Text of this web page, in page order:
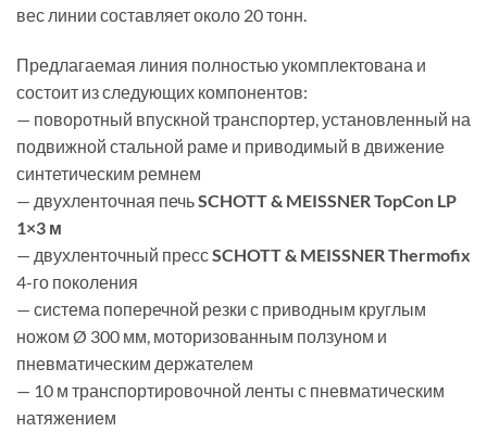
вес линии составляет около 20 тонн.
Предлагаемая линия полностью укомплектована и
состоит из следующих компонентов:
— поворотный впускной транспортер, установленный на
подвижной стальной раме и приводимый в движение
синтетическим ремнем
— двухленточная печьSCHOTT & MEISSNER TopCon LP
1×3 м
— двухленточный прессSCHOTT & MEISSNER Thermofix
4-го поколения
— система поперечной резки с приводным круглым
ножом Ø 300 мм, моторизованным ползуном и
пневматическим держателем
— 10 м транспортировочной ленты с пневматическим
натяжением